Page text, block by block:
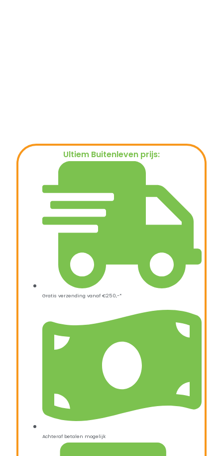
Ultiem Buitenleven prijs:
Gratis verzending vanaf €250,-*
Achteraf betalen mogelijk